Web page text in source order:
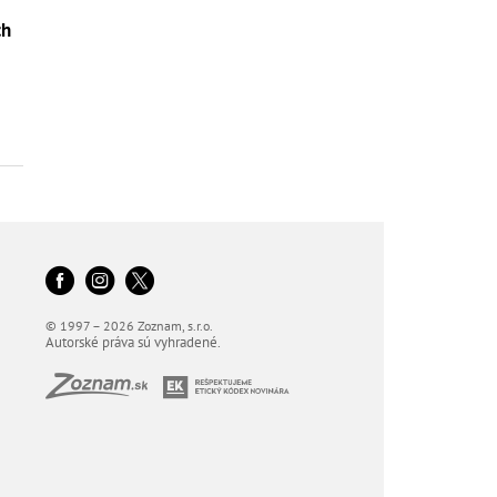
© 1997 – 2026 Zoznam, s.r.o.
Autorské práva sú vyhradené.